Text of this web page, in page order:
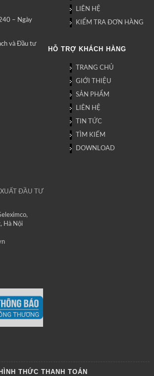
– Ngày
và Đầu tư
LIÊN HỆ
KIỂM TRA ĐƠN HÀNG
HỖ TRỢ KHÁCH HÀNG
TRANG CHỦ
GIỚI THIỆU
SẢN PHẨM
LIÊN HỆ
TIN TỨC
TÌM KIẾM
DOWNLOAD
ĐẦU TƯ
Hà Nội
HÌNH THỨC THANH TOÁN